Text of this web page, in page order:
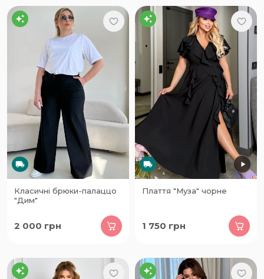
Класичні брюки-палаццо
"Дим"
2 000 грн
Плаття "Муза" чорне
1 750 грн